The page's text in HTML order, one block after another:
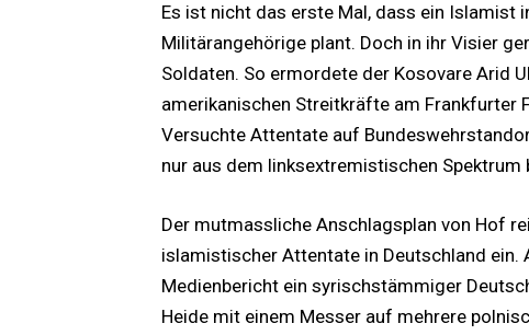
Es ist nicht das erste Mal, dass ein Islamist
Militärangehörige plant. Doch in ihr Visier
Soldaten. So ermordete der Kosovare Arid
amerikanischen Streitkräfte am Frankfurter
Versuchte Attentate auf
nur aus dem linksextremistischen Spektrum
Der mutmassliche Anschlagsplan von Hof
islamistischer Attentate in Deutschland ein.
Medienbericht ein syrischstämmiger
Heide mit einem Messer auf mehrere